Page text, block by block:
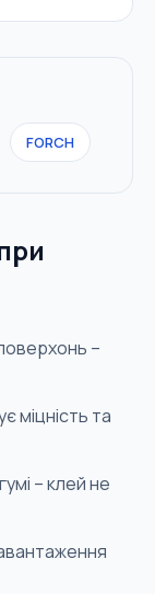
FORCH
–
міцність та
– клей не